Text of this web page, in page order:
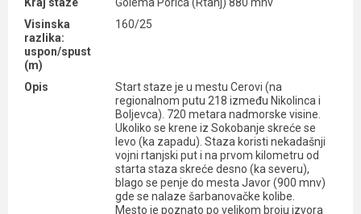
Visinska
razlika:
uspon/spust
(m)
160/25
Opis
Start staze je u mestu Cerovi (na
regionalnom putu 218 između Nikolinca i
Boljevca). 720 metara nadmorske visine.
Ukoliko se krene iz Sokobanje skreće se
levo (ka zapadu). Staza koristi nekadašnji
vojni rtanjski put i na prvom kilometru od
starta staza skreće desno (ka severu),
blago se penje do mesta Javor (900 mnv)
gde se nalaze šarbanovačke kolibe.
Mesto je poznato po velikom broju izvora